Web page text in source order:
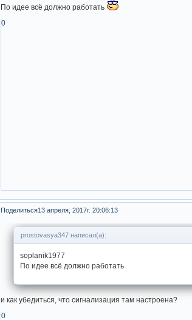
По идее всё должно работать
0
Поделиться13 апреля, 2017г. 20:06:13
prostovasya347 написал(а):
soplanik1977
По идее всё должно работать
и как убедиться, что сигнализация там настроена?
0